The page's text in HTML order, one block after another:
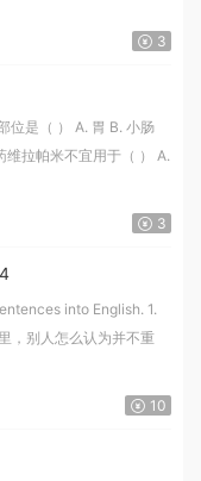
3
位是（ ） A. 胃 B. 小肠
维拉帕米不宜用于（ ） A.
3
into English. 1.
，别人怎么认为并不重
10